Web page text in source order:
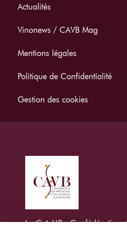
Actualités
Vinonews / CAVB Mag
Mentions légales
Politique de Confidentialité
Gestion des cookies
La C.A.V.B : Confédération